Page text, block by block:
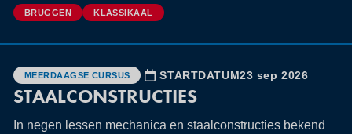
BRUGGEN KLASSIKAAL
MEERDAAGSE CURSUS STARTDATUM23 sep 2026
STAALCONSTRUCTIES
In negen lessen mechanica en staalconstructies bekend